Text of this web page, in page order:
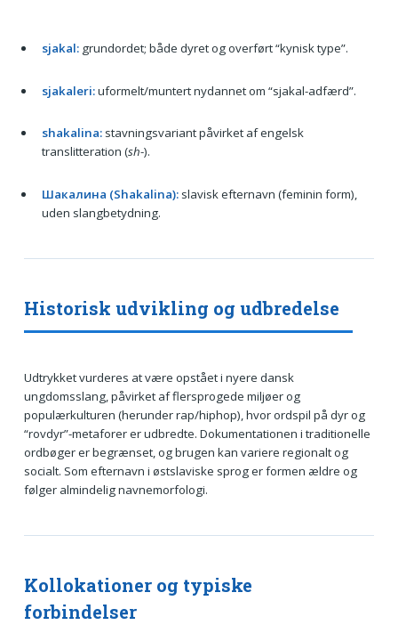
sjakal:grundordet; både dyret og overført “kynisk type”.
sjakaleri:uformelt/muntert nydannet om “sjakal-adfærd”.
shakalina:stavningsvariant påvirket af engelsk
translitteration (sh-).
Шакалина (Shakalina):slavisk efternavn (feminin form),
uden slangbetydning.
Historisk udvikling og udbredelse
Udtrykket vurderes at være opstået i nyere dansk
ungdomsslang, påvirket af flersprogede miljøer og
populærkulturen (herunder rap/hiphop), hvor ordspil på dyr og
“rovdyr”-metaforer er udbredte. Dokumentationen i traditionelle
ordbøger er begrænset, og brugen kan variere regionalt og
socialt. Som efternavn i østslaviske sprog er formen ældre og
følger almindelig navnemorfologi.
Kollokationer og typiske
forbindelser